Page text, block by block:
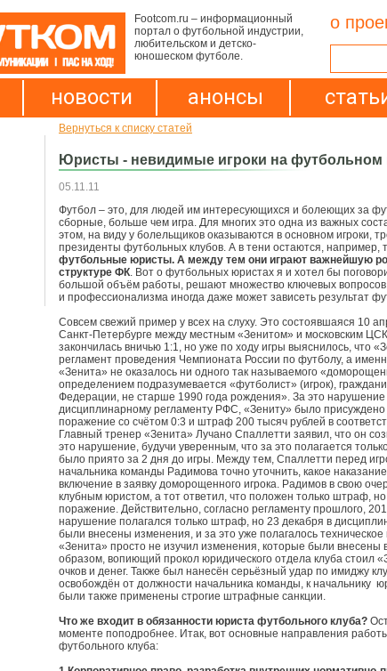
Footcom.ru – информационный
портал о футбольной индустрии,
любительском и детско-
юношеском футболе.
о
новости анонсы
Вернуться к списку статей
Юристы - невидимые игроки на футбольном
05.11.11
Футбол – это, для людей им интересующихся и болеющих за
сборные, больше чем игра. Для многих это одна из важных
этом, на виду у болельщиков оказываются в основном игроки,
президенты футбольных клубов. А в тени остаются, например,
футбольные юристы. А между тем они играют важнейшую
структуре ФК. Вот о футбольных юристах я и хотел бы
большой объём работы, решают множество ключевых
и профессионализма иногда даже может зависеть результат
Совсем свежий пример у всех на слуху. Это состоявшаяся 10
Санкт-Петербурге между местным «Зенитом» и московским
закончилась вничью 1:1, но уже по ходу игры выяснилось, что
регламент проведения Чемпионата России по футболу, а
«Зенита» не оказалось ни одного так называемого
определением подразумевается «футболист» (игрок),
Федерации, не старше 1990 года рождения». За это нарушение
дисциплинарному регламенту РФС, «Зениту» было присуждено
поражение со счётом 0:3 и штраф 200 тысяч рублей в
Главный тренер «Зенита» Лучано Спаллетти заявил, что он
это нарушение, будучи уверенным, что за это полагается
было приято за 2 дня до игры. Между тем, Спаллетти перед
начальника команды Радимова точно уточнить, какое
включение в заявку доморощенного игрока. Радимов в свою
клубным юристом, а тот ответил, что положен только штраф, но
поражение. Действительно, согласно регламенту прошлого,
нарушение полагался только штраф, но 23 декабря в
были внесены изменения, и за это уже полагалось
«Зенита» просто не изучил изменения, которые были внесены
образом, вопиющий прокол юридического отдела клуба стоил
очков и денег. Также был нанесён серьёзный удар по имиджу
освобождён от должности начальника команды, к начальнику
были также применены строгие штрафные санкции.
Что же входит в обязанности юриста футбольного клуба?
моменте поподробнее. Итак, вот основные направления
футбольного клуба: